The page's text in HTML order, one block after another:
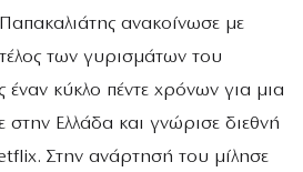
ανακοίνωσε με
των γυρισμάτων του
έναν κύκλο πέντε χρόνων για μια
Ελλάδα και γνώρισε διεθνή
Στην ανάρτησή του μίλησε